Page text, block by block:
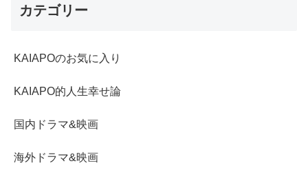
カテゴリー
KAIAPOのお気に入り
KAIAPO的人生幸せ論
国内ドラマ&映画
海外ドラマ&映画